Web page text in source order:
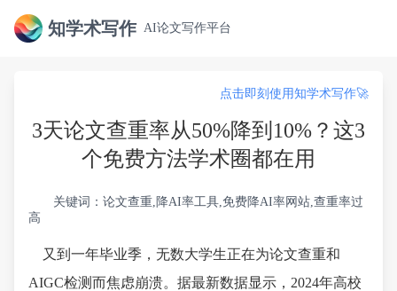
知学术写作 AI论文写作平台
点击即刻使用知学术写作🚀
3天论文查重率从50%降到10%？这3
个免费方法学术圈都在用
关键词：论文查重,降AI率工具,免费降AI率网站,查重率过
高
又到一年毕业季，无数大学生正在为论文查重和
AIGC检测而焦虑崩溃。据最新数据显示，2024年高校